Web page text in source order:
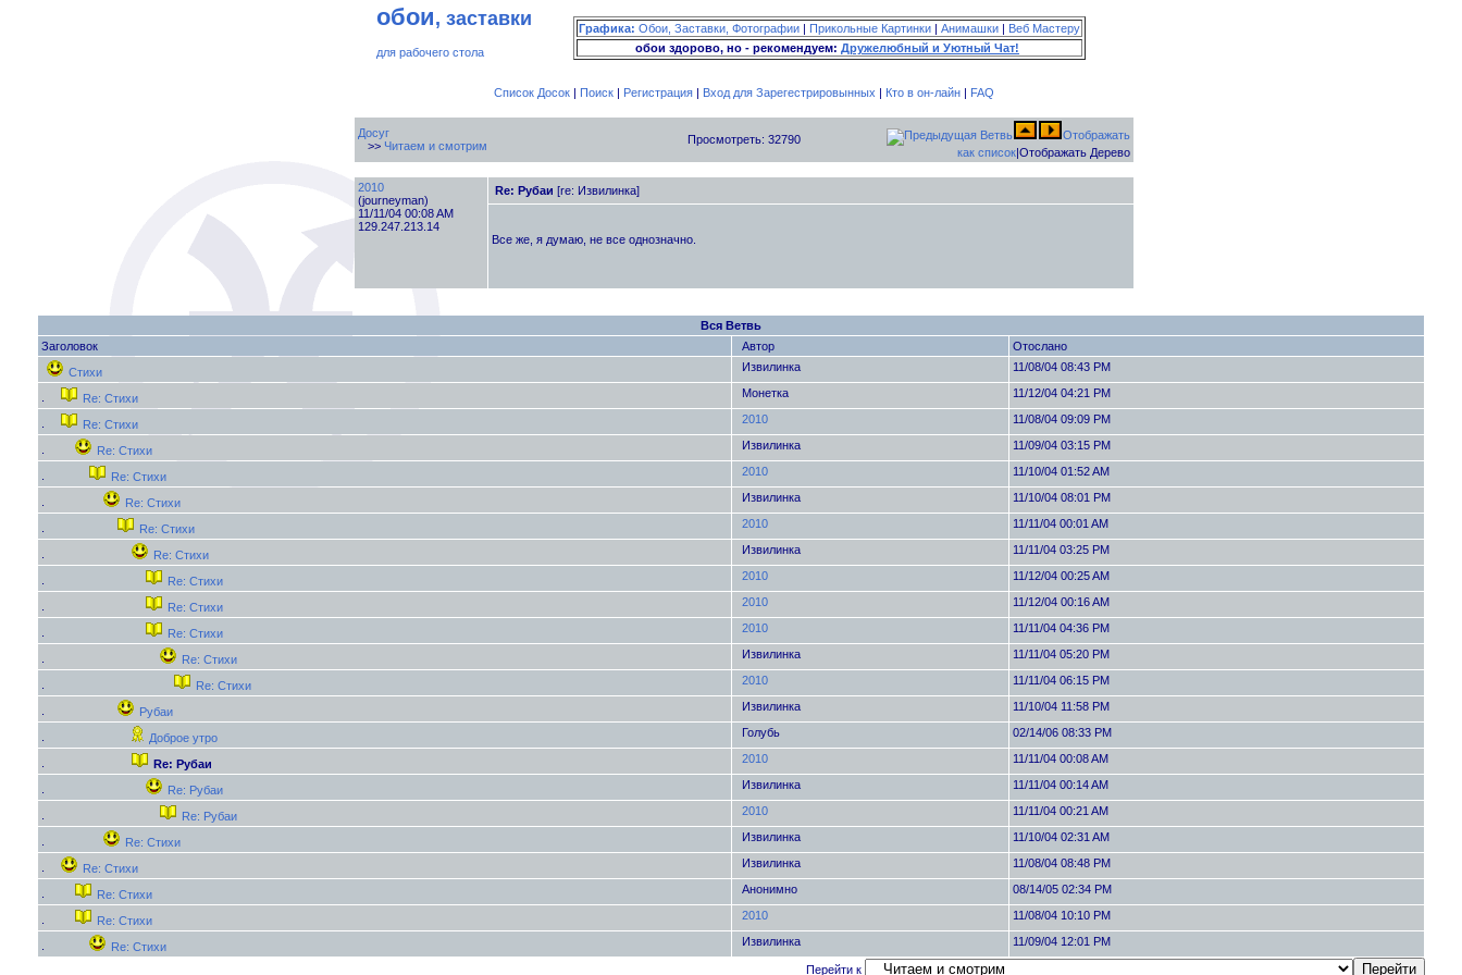
обои, заставки
для рабочего стола
Графика: Обои, Заставки, Фотографии | Прикольные Картинки | Анимашки | Веб Мастеру
обои здорово, но - рекомендуем: Дружелюбный и Уютный Чат!
Список Досок| Поиск| Регистрация| Вход для Зарегестрировынных | Кто в он-лайн| FAQ
Досуг
>> Читаем и смотрим Просмотреть: 32790
Отображать
как список|Отображать Дерево
2010
(journeyman)
11/11/04 00:08 AM
129.247.213.14
Re: Рубаи [re: Извилинка]
Все же, я думаю, не все однозначно.
Вся Ветвь
Заголовок
Автор
Отослано
Стихи
Извилинка 11/08/04 08:43 PM
Re: Стихи Монетка 11/12/04 04:21 PM
Re: Стихи 2010 11/08/04 09:09 PM
Re: Стихи Извилинка 11/09/04 03:15 PM
Re: Стихи 2010 11/10/04 01:52 AM
Re: Стихи Извилинка 11/10/04 08:01 PM
Re: Стихи 2010 11/11/04 00:01 AM
Re: Стихи Извилинка 11/11/04 03:25 PM
Re: Стихи 2010 11/12/04 00:25 AM
Re: Стихи 2010 11/12/04 00:16 AM
Re: Стихи 2010 11/11/04 04:36 PM
Re: Стихи Извилинка 11/11/04 05:20 PM
Re: Стихи 2010 11/11/04 06:15 PM
Рубаи Извилинка 11/10/04 11:58 PM
Доброе утро Голубь 02/14/06 08:33 PM
Re: Рубаи 2010 11/11/04 00:08 AM
Re: Рубаи Извилинка 11/11/04 00:14 AM
Re: Рубаи 2010 11/11/04 00:21 AM
Re: Стихи Извилинка 11/10/04 02:31 AM
Re: Стихи Извилинка 11/08/04 08:48 PM
Re: Стихи Анонимно 08/14/05 02:34 PM
Re: Стихи 2010 11/08/04 10:10 PM
Re: Стихи Извилинка 11/09/04 12:01 PM
Перейти к